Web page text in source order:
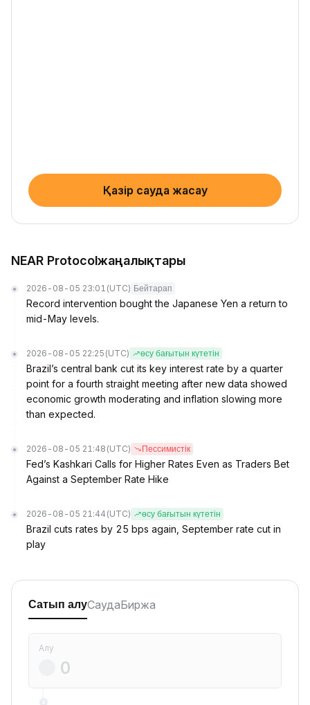
Қазір сауда жасау
NEAR Protocolжаңалықтары
2026-08-05 23:01 (UTC) Бейтарап
Record intervention bought the Japanese Yen a return to
mid-May levels.
2026-08-05 22:25 (UTC) өсу бағытын күтетін
Brazil’s central bank cut its key interest rate by a quarter
point for a fourth straight meeting after new data showed
economic growth moderating and inflation slowing more
than expected.
2026-08-05 21:48 (UTC) Пессимистік
Fed’s Kashkari Calls for Higher Rates Even as Traders Bet
Against a September Rate Hike
2026-08-05 21:44 (UTC) өсу бағытын күтетін
Brazil cuts rates by 25 bps again, September rate cut in
play
Сатып алуСаудаБиржа
Алу